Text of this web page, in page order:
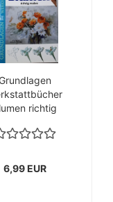
Grundlagen
richtig
6,99 EUR